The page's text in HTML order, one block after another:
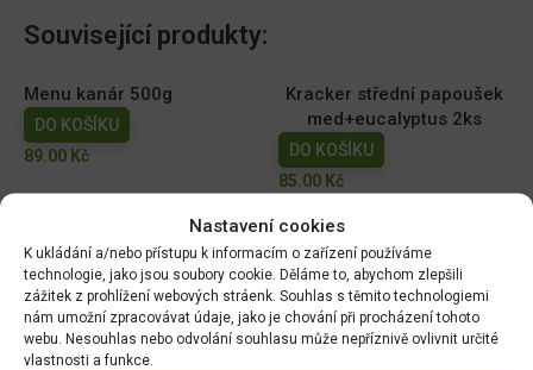
Nastavení cookies
K ukládání a/nebo přístupu k informacím o zařízení používáme
technologie, jako jsou soubory cookie. Děláme to, abychom zlepšili
zážitek z prohlížení webových stráenk. Souhlas s těmito technologiemi
nám umožní zpracovávat údaje, jako je chování při procházení tohoto
webu. Nesouhlas nebo odvolání souhlasu může nepříznivě ovlivnit určité
vlastnosti a funkce.
Související produkty:
Menu kanár 500g
DO KOŠÍKU
89.00 Kč
Kracker střední papoušek
med+eucalyptus 2ks
DO KOŠÍKU
85.00 Kč
Ořech kokosový KRMÍTKO
plněný 500g
DO KOŠÍKU
89.00Kč